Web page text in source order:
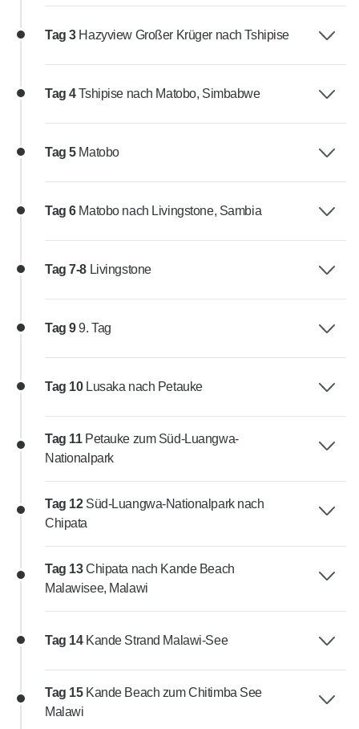
Tag 3 Hazyview Großer Krüger nach Tshipise
Tag 4Tshipise nach Matobo, Simbabwe
Tag 5 Matobo
Tag 6 Matobo nach Livingstone, Sambia
Tag 7-8 Livingstone
Tag 99. Tag
Tag 10 Lusaka nach Petauke
Tag 11 Petauke zum Süd-Luangwa-
Nationalpark
Tag 12 Süd-Luangwa-Nationalpark nach
Chipata
Tag 13Chipata nach Kande Beach
Malawisee, Malawi
Tag 14 Kande Strand Malawi-See
Tag 15 Kande Beach zum Chitimba See
Malawi